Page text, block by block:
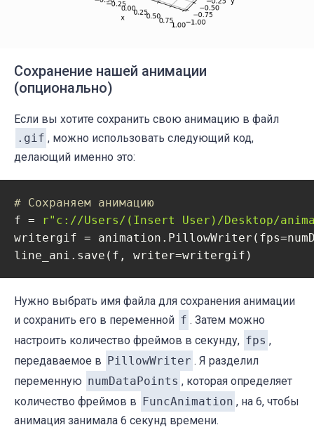
Сохранение нашей анимации
(опционально)
Если вы хотите сохранить свою анимацию в файл
.gif , можно использовать следующий код,
делающий именно это:
# Сохраняем анимацию
f =
r"c://Users/(Insert User)/Desktop/
writergif =
line_ani.save(f, writer=writergif)
Нужно выбрать имя файла для сохранения анимации
и сохранить его в переменной f . Затем можно
настроить количество фреймов в секунду, fps ,
передаваемое в PillowWriter . Я разделил
переменную numDataPoints , которая определяет
количество фреймов в FuncAnimation , на 6, чтобы
анимация занимала 6 секунд времени.